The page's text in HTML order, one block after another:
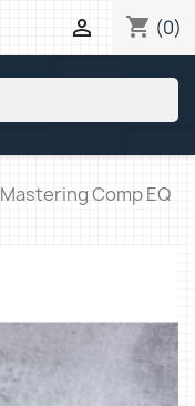
shopping_cart (0)

Mastering Comp EQ